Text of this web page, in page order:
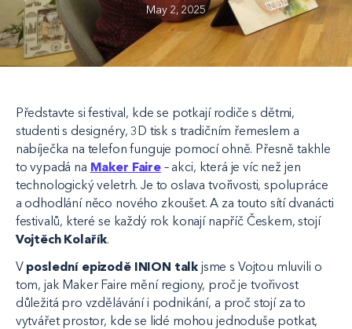
May 2, 2025
Představte si festival, kde se potkají rodiče s dětmi,
studenti s designéry, 3D tisk s tradičním řemeslem a
nabíječka na telefon funguje pomocí ohně. Přesně takhle
to vypadá na Maker Faire– akci, která je víc než jen
technologický veletrh. Je to oslava tvořivosti, spolupráce
a odhodlání něco nového zkoušet. A za touto sítí dvanácti
festivalů, které se každý rok konají napříč Českem, stojí
Vojtěch Kolařík.
V poslední epizodě INION talk jsme s Vojtou mluvili o
tom, jak Maker Faire mění regiony, proč je tvořivost
důležitá pro vzdělávání i podnikání, a proč stojí za to
vytvářet prostor, kde se lidé mohou jednoduše potkat,